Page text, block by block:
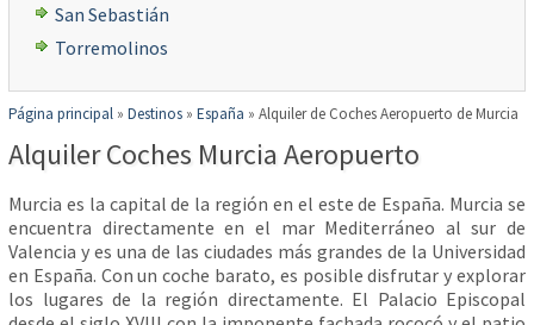
San Sebastián
Torremolinos
Página principal » Destinos » España » Alquiler de Coches Aeropuerto de Murcia
Alquiler Coches Murcia Aeropuerto
Murcia es la capital de la región en el este de España. Murcia se
encuentra directamente en el mar Mediterráneo al sur de
Valencia y es una de las ciudades más grandes de la Universidad
en España. Con un coche barato, es posible disfrutar y explorar
los lugares de la región directamente. El Palacio Episcopal